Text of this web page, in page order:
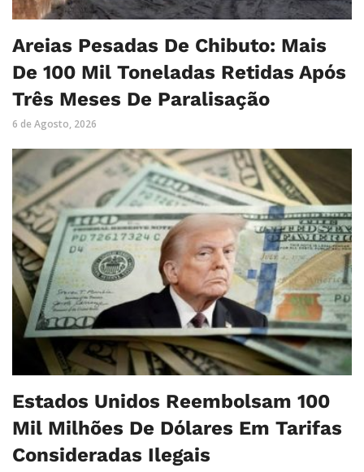
Areias Pesadas De Chibuto: Mais
De 100 Mil Toneladas Retidas Após
Três Meses De Paralisação
6 de Agosto, 2026
Estados Unidos Reembolsam 100
Mil Milhões De Dólares Em Tarifas
Consideradas Ilegais